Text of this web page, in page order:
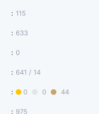
115
633
0
641 / 14
0 0 44
975